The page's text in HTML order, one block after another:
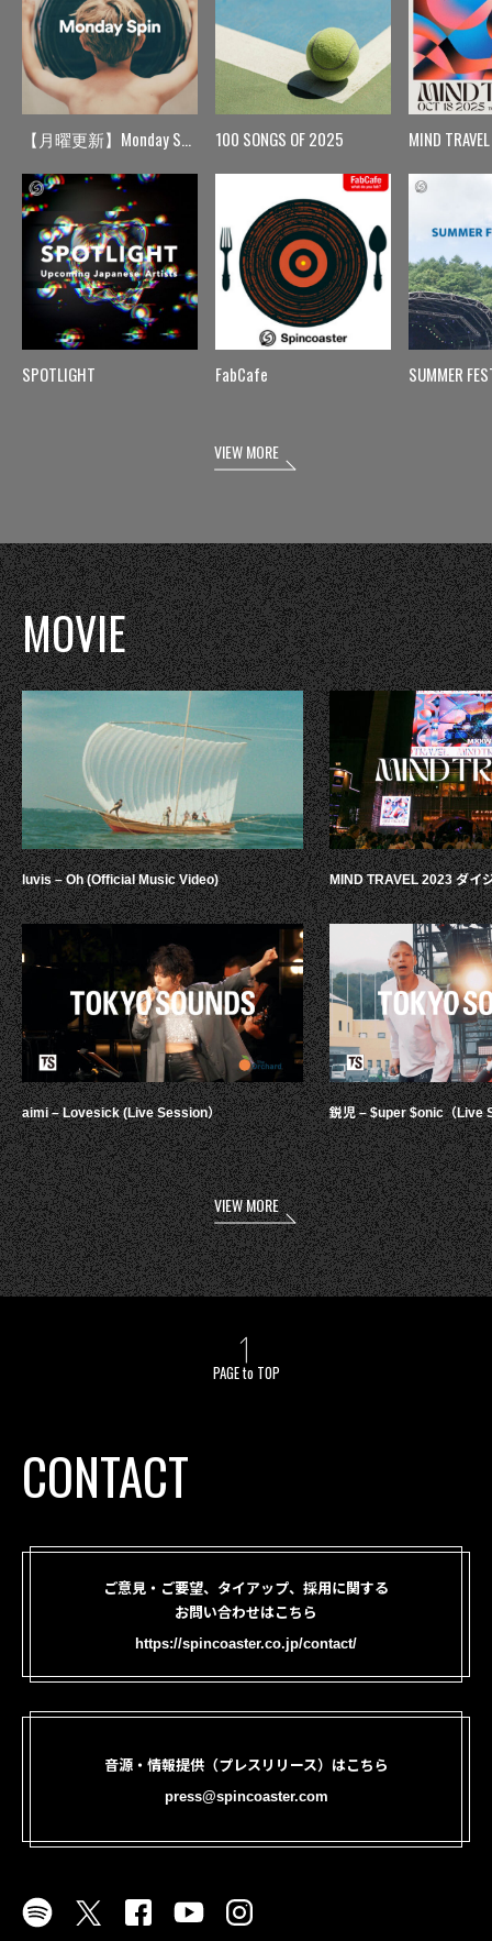
【月曜更新】Monday Spin
SPOTLIGHT
100 SONGS OF 2025
FabCafe
MIND TRAVEL
SUMMER
VIEW MORE
MOVIE
luvis – Oh (Official Music Video)
aimi – Lovesick (Live Session）
MIND TRAVEL 2023 ダイ
鋭児 – $uper $onic（Live
VIEW MORE
PAGE to TOP
CONTACT
ご意見・ご要望、タイアップ、採用に関する
お問い合わせはこちら
https://spincoaster.co.jp/contact/
音源・情報提供（プレスリリース）はこちら
press@spincoaster.com